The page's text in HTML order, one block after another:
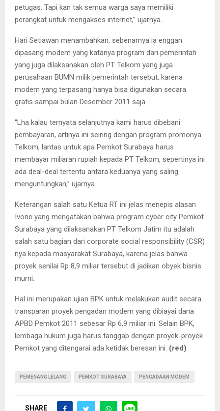
petugas. Tapi kan tak semua warga saya memiliki
perangkat untuk mengakses internet,” ujarnya..
Hari Setiawan menambahkan, sebenarnya ia enggan
dipasang modem yang katanya program dari pemerintah
yang juga dilaksanakan oleh PT Telkom yang juga
perusahaan BUMN milik pemerintah tersebut, karena
modem yang terpasang hanya bisa digunakan secara
gratis sampai bulan Desember 2011 saja.
“Lha kalau ternyata selanjutnya kami harus dibebani
pembayaran, artinya ini seiring dengan program promonya
Telkom, lantas untuk apa Pemkot Surabaya harus
membayar miliaran rupiah kepada PT Telkom, sepertinya ini
ada deal-deal tertentu antara keduanya yang saling
menguntungkan,” ujarnya.
Keterangan salah satu Ketua RT ini jelas menepis alasan
Ivone yang mengatakan bahwa program cyber city Pemkot
Surabaya yang dilaksanakan PT Telkom Jatim itu adalah
salah satu bagian dari corporate social responsibility (CSR)
nya kepada masyarakat Surabaya, karena jelas bahwa
proyek senilai Rp 8,9 miliar tersebut di jadikan obyek bisnis
murni.
Hal ini merupakan ujian BPK untuk melakukan audit secara
transparan proyek pengadan modem yang dibiayai dana
APBD Pemkot 2011 sebesar Rp 6,9 miliar ini. Selain BPK,
lembaga hukum juga harus tanggap dengan proyek-proyek
Pemkot yang ditengarai ada ketidak beresan ini. (red)
PEMENANG LELANG PEMKOT SURABAYA PENGADAAN MODEM
SHARE